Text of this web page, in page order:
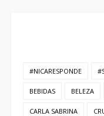
#NICARESPONDE
BEBIDAS BELEZA
CARLA SABRINA